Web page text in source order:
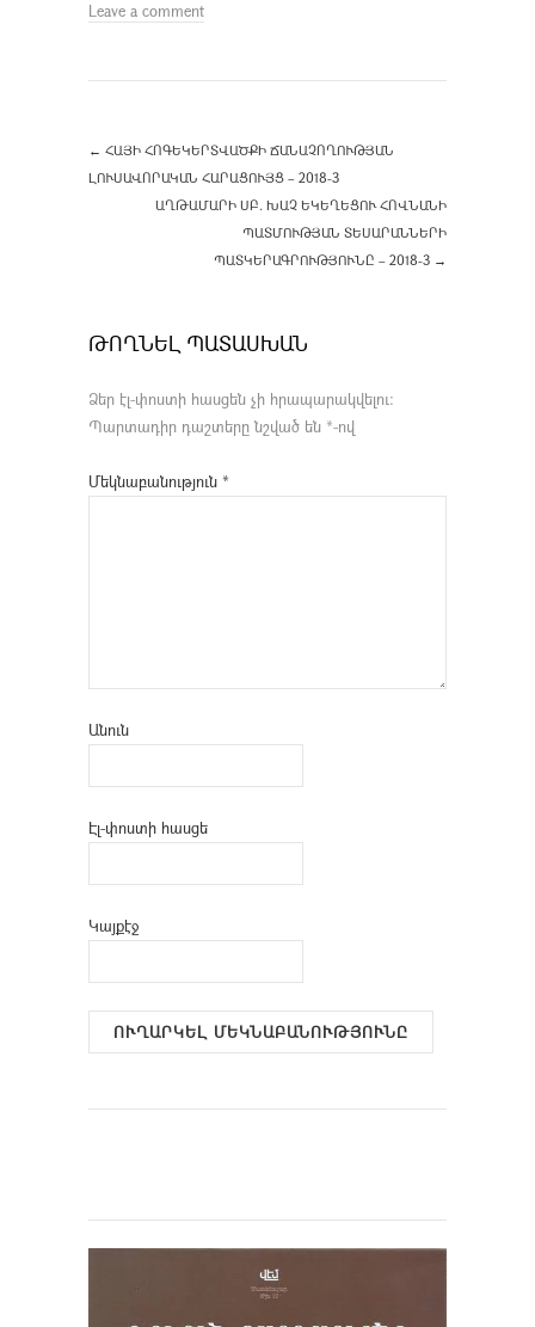
Leave a comment
← ՀԱՅԻ ՀՈԳԵԿԵՐՏՎԱԾՔԻ ՃԱՆԱՉՈՂՈՒԹՅԱՆ
ԼՈՒՍԱՎՈՐԱԿԱՆ ՀԱՐԱՑՈՒՅՑ – 2018-3
ԱՂԹԱՄԱՐԻ ՍԲ. ԽԱՉ ԵԿԵՂԵՑՈՒ ՀՈՎՆԱՆԻ
ՊԱՏՄՈՒԹՅԱՆ ՏԵՍԱՐԱՆՆԵՐԻ
ՊԱՏԿԵՐԱԳՐՈՒԹՅՈՒՆԸ – 2018-3 →
ԹՈՂՆԵԼ ՊԱՏԱՍԽԱՆ
Ձեր էլ-փոստի հասցեն չի հրապարակվելու։
Պարտադիր դաշտերը նշված են *-ով
Մեկնաբանություն *
Անուն
Էլ-փոստի հասցե
Կայքէջ